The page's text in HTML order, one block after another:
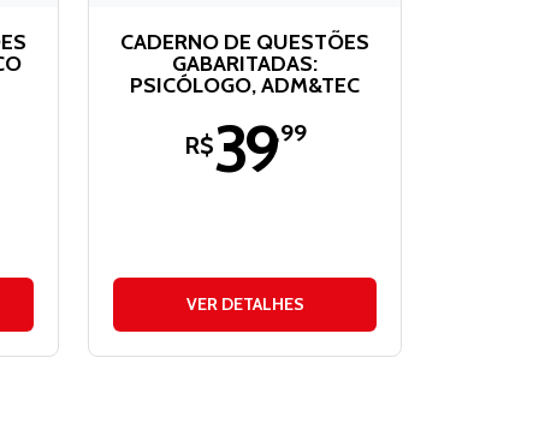
CADERNO DE QUESTÕES
GABARITADAS:
PSICÓLOGO, ADM&TEC
R$39,99
VER DETALHES